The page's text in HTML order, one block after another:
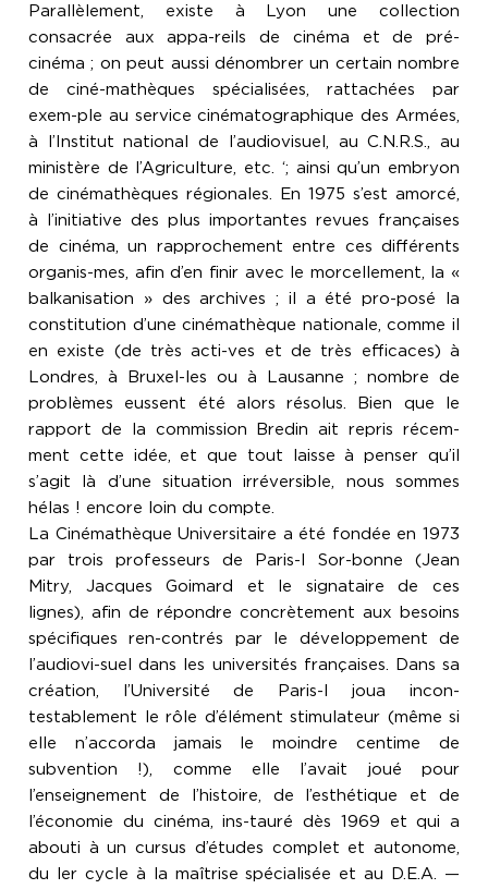
Parallèlement, existe à Lyon une collection
consacrée aux appa-reils de cinéma et de pré-
cinéma ; on peut aussi dénombrer un certain nombre
de ciné-mathèques spécialisées, rattachées par
exem-ple au service cinématographique des Armées,
à l’Institut national de l’audiovisuel, au C.N.R.S., au
ministère de l’Agriculture, etc. ‘; ainsi qu’un embryon
de cinémathèques régionales. En 1975 s’est amorcé,
à l’initiative des plus importantes revues françaises
de cinéma, un rapprochement entre ces différents
organis-mes, afin d’en finir avec le morcellement, la «
balkanisation » des archives ; il a été pro-posé la
constitution d’une cinémathèque nationale, comme il
en existe (de très acti-ves et de très efficaces) à
Londres, à Bruxel-les ou à Lausanne ; nombre de
problèmes eussent été alors résolus. Bien que le
rapport de la commission Bredin ait repris récem-
ment cette idée, et que tout laisse à penser qu’il
s’agit là d’une situation irréversible, nous sommes
hélas ! encore loin du compte.
La Cinémathèque Universitaire a été fondée en 1973
par trois professeurs de Paris-I Sor-bonne (Jean
Mitry, Jacques Goimard et le signataire de ces
lignes), afin de répondre concrètement aux besoins
spécifiques ren-contrés par le développement de
l’audiovi-suel dans les universités françaises. Dans sa
création, l’Université de Paris-I joua incon-
testablement le rôle d’élément stimulateur (même si
elle n’accorda jamais le moindre centime de
subvention !), comme elle l’avait joué pour
l’enseignement de l’histoire, de l’esthétique et de
l’économie du cinéma, ins-tauré dès 1969 et qui a
abouti à un cursus d’études complet et autonome,
du ler cycle à la maîtrise spécialisée et au D.E.A. —